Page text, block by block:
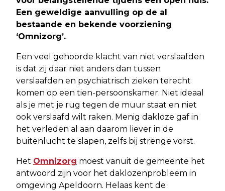
Een geweldige aanvulling op de al
bestaande en bekende voorziening
‘Omnizorg’.
Een veel gehoorde klacht van niet verslaafden
is dat zij daar niet anders dan tussen
verslaafden en psychiatrisch zieken terecht
komen op een tien-persoonskamer. Niet ideaal
als je met je rug tegen de muur staat en niet
ook verslaafd wilt raken. Menig dakloze gaf in
het verleden al aan daarom liever in de
buitenlucht te slapen, zelfs bij strenge vorst.
Het Omnizorg moest vanuit de gemeente het
antwoord zijn voor het daklozenprobleem in
omgeving Apeldoorn. Helaas kent de